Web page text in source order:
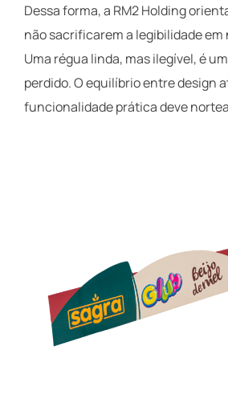
Dessa forma, a RM2 Holding
não sacrificarem a legibilidade em
Uma régua linda, mas ilegível, é
perdido. O equilíbrio entre design
funcionalidade prática deve